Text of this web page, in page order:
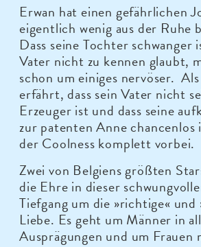
Erwan hat einen gefährlichen
eigentlich wenig aus der Ruhe
Dass seine Tochter schwanger
Vater nicht zu kennen glaubt,
schon um einiges nervöser.
erfährt, dass sein Vater nicht
Erzeuger ist und dass seine
zur patenten Anne chancenlos
der Coolness komplett vorbei.
Zwei von Belgiens größten
die Ehre in dieser
Tiefgang um die »richtige« und
Liebe. Es geht um Männer in
Ausprägungen und um